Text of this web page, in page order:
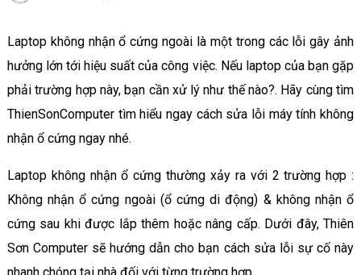
Laptop không nhận ổ cứng ngoài là một trong các lỗi gây ảnh
hưởng lớn tới hiệu suất của công việc. Nếu laptop của bạn gặp
phải trường hợp này, bạn cần xử lý như thế nào?. Hãy cùng tìm
ThienSonComputer tìm hiểu ngay cách sửa lỗi máy tính không
nhận ổ cứng ngay nhé.
Laptop không nhận ổ cứng thường xảy ra với 2 trường hợp :
Không nhận ổ cứng ngoài (ổ cứng di động) & không nhận ổ
cứng sau khi được lắp thêm hoặc nâng cấp. Dưới đây, Thiên
Sơn Computer sẽ hướng dẫn cho bạn cách sửa lỗi sự cố này
nhanh chóng tại nhà đối với từng trường hợp.